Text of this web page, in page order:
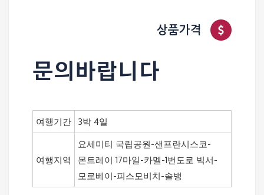
상품가격
문의바랍니다
여행기간 3박 4일
여행지역
요세미티 국립공원-샌프란시스코-
몬트레이 17마일-카멜-1번도로 빅서-
모로베이-피스모비치-솔뱅